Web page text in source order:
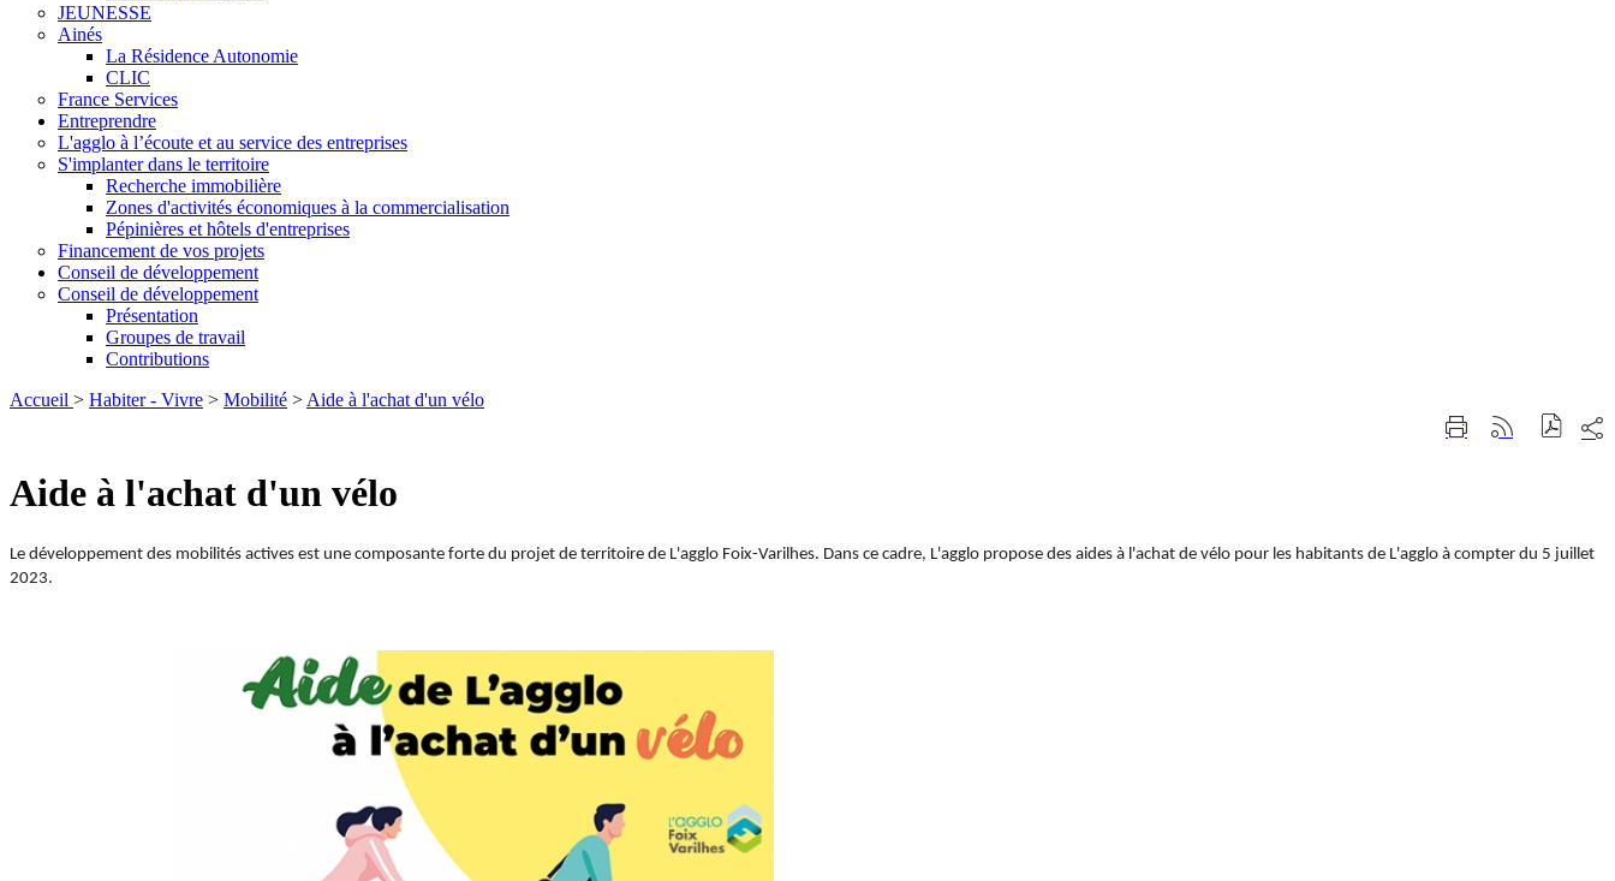
JEUNESSE
Ainés
La Résidence Autonomie
CLIC
France Services
Entreprendre
L'agglo à l’écoute et au service des entreprises
S'implanter dans le territoire
Recherche immobilière
Zones d'activités économiques à la commercialisation
Pépinières et hôtels d'entreprises
Financement de vos projets
Conseil de développement
Conseil de développement
Présentation
Groupes de travail
Contributions
Accueil > Habiter - Vivre > Mobilité > Aide à l'achat d'un vélo
ImprimerGénérer
sur
Aide à l'achat d'un vélo
Aide à l'achat d'un vélo
Le développement des mobilités actives est une composante forte du projet de territoire de L'agglo Foix-Varilhes. Dans ce cadre, L'agglo propose des aides à l'achat de vélo pour les habitants de L'agglo à compter du 5 juillet
2023.